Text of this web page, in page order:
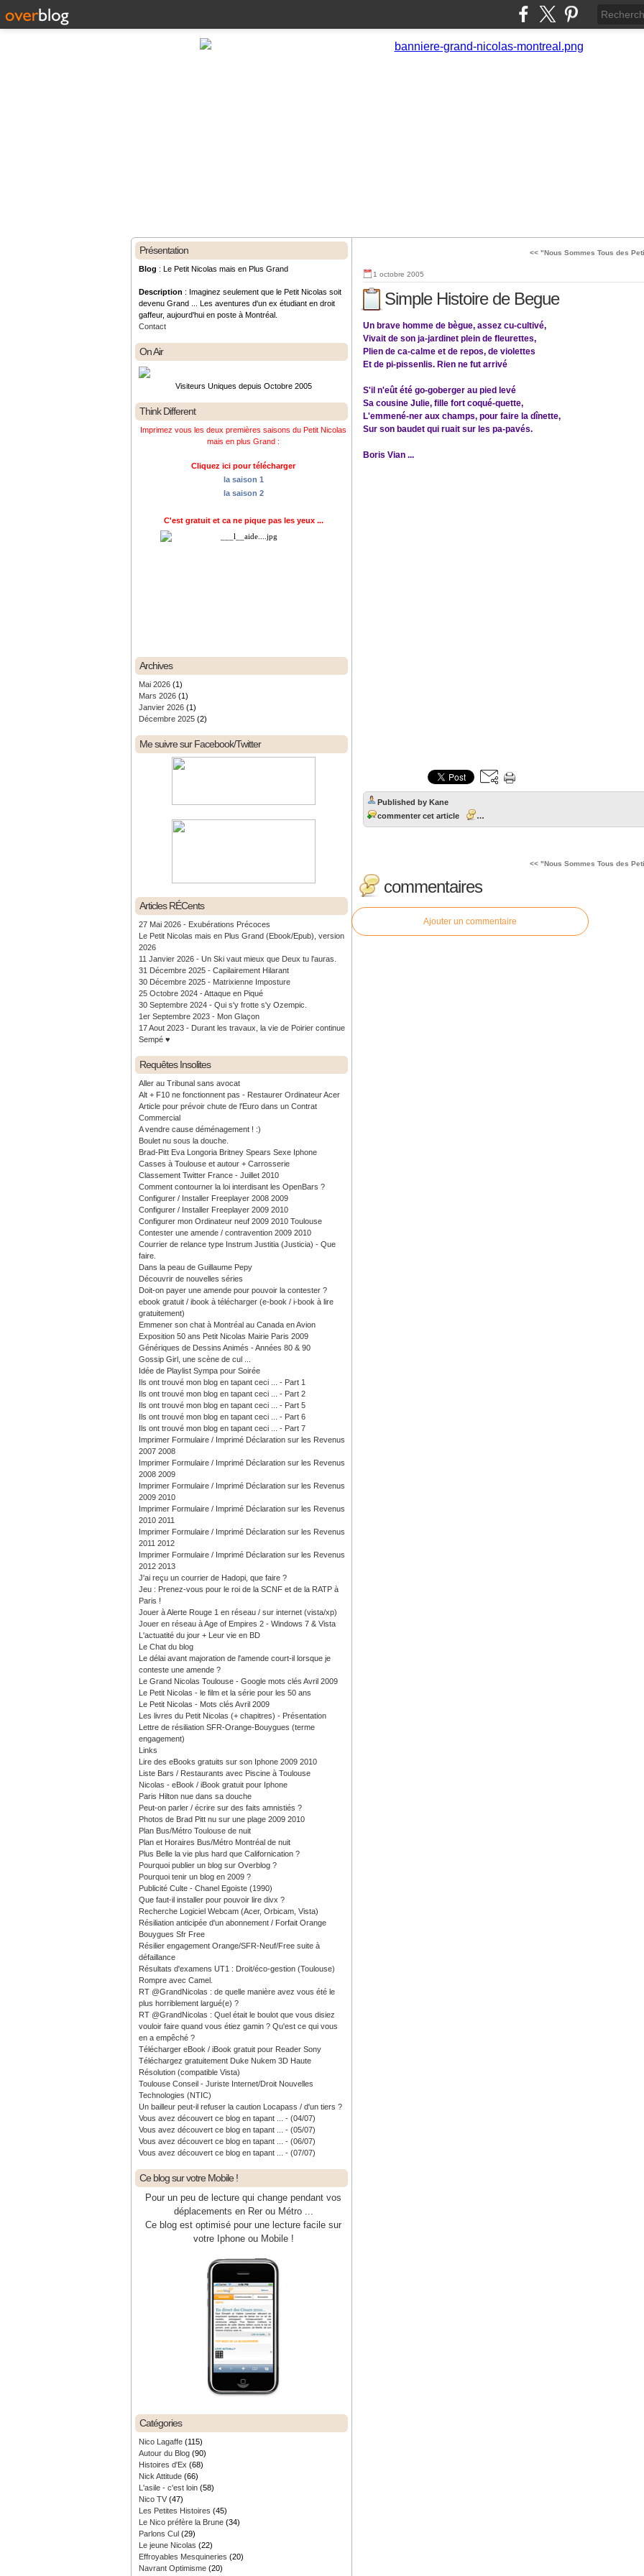
Présentation
Blog : Le Petit Nicolas mais en Plus Grand
Description : Imaginez seulement que le Petit Nicolas soit
devenu Grand ... Les aventures d'un ex étudiant en droit
gaffeur, aujourd'hui en poste à Montréal.
Contact
On Air
Visiteurs Uniques depuis Octobre 2005
Think Different
Imprimez vous les deux premières saisons du Petit Nicolas
mais en plus Grand :
Cliquez ici pour télécharger
la saison 1
la saison 2
C'est gratuit et ca ne pique pas les yeux ...
Archives
Mai 2026 (1)
Mars 2026 (1)
Janvier 2026 (1)
Décembre 2025 (2)
Me suivre sur Facebook/Twitter
Articles RÉCents
27 Mai 2026 - Exubérations Précoces
Le Petit Nicolas mais en Plus Grand (Ebook/Epub), version
2026
11 Janvier 2026 - Un Ski vaut mieux que Deux tu l'auras.
31 Décembre 2025 - Capilairement Hilarant
30 Décembre 2025 - Matrixienne Imposture
25 Octobre 2024 - Attaque en Piqué
30 Septembre 2024 - Qui s'y frotte s'y Ozempic.
1er Septembre 2023 - Mon Glaçon
17 Aout 2023 - Durant les travaux, la vie de Poirier continue
Sempé ♥️
Requêtes Insolites
Aller au Tribunal sans avocat
Alt + F10 ne fonctionnent pas - Restaurer Ordinateur Acer
Article pour prévoir chute de l'Euro dans un Contrat
Commercial
A vendre cause déménagement ! :)
Boulet nu sous la douche.
Brad-Pitt Eva Longoria Britney Spears Sexe Iphone
Casses à Toulouse et autour + Carrosserie
Classement Twitter France - Juillet 2010
Comment contourner la loi interdisant les OpenBars ?
Configurer / Installer Freeplayer 2008 2009
Configurer / Installer Freeplayer 2009 2010
Configurer mon Ordinateur neuf 2009 2010 Toulouse
Contester une amende / contravention 2009 2010
Courrier de relance type Instrum Justitia (Justicia) - Que
faire.
Dans la peau de Guillaume Pepy
Découvrir de nouvelles séries
Doit-on payer une amende pour pouvoir la contester ?
ebook gratuit / ibook à télécharger (e-book / i-book à lire
gratuitement)
Emmener son chat à Montréal au Canada en Avion
Exposition 50 ans Petit Nicolas Mairie Paris 2009
Génériques de Dessins Animés - Années 80 & 90
Gossip Girl, une scène de cul ...
Idée de Playlist Sympa pour Soirée
Ils ont trouvé mon blog en tapant ceci ... - Part 1
Ils ont trouvé mon blog en tapant ceci ... - Part 2
Ils ont trouvé mon blog en tapant ceci ... - Part 5
Ils ont trouvé mon blog en tapant ceci ... - Part 6
Ils ont trouvé mon blog en tapant ceci ... - Part 7
Imprimer Formulaire / Imprimé Déclaration sur les Revenus
2007 2008
Imprimer Formulaire / Imprimé Déclaration sur les Revenus
2008 2009
Imprimer Formulaire / Imprimé Déclaration sur les Revenus
2009 2010
Imprimer Formulaire / Imprimé Déclaration sur les Revenus
2010 2011
Imprimer Formulaire / Imprimé Déclaration sur les Revenus
2011 2012
Imprimer Formulaire / Imprimé Déclaration sur les Revenus
2012 2013
J'ai reçu un courrier de Hadopi, que faire ?
Jeu : Prenez-vous pour le roi de la SCNF et de la RATP à
Paris !
Jouer à Alerte Rouge 1 en réseau / sur internet (vista/xp)
Jouer en réseau à Age of Empires 2 - Windows 7 & Vista
L'actuatité du jour + Leur vie en BD
Le Chat du blog
Le délai avant majoration de l'amende court-il lorsque je
conteste une amende ?
Le Grand Nicolas Toulouse - Google mots clés Avril 2009
Le Petit Nicolas - le film et la série pour les 50 ans
Le Petit Nicolas - Mots clés Avril 2009
Les livres du Petit Nicolas (+ chapitres) - Présentation
Lettre de résiliation SFR-Orange-Bouygues (terme
engagement)
Links
Lire des eBooks gratuits sur son Iphone 2009 2010
Liste Bars / Restaurants avec Piscine à Toulouse
Nicolas - eBook / iBook gratuit pour Iphone
Paris Hilton nue dans sa douche
Peut-on parler / écrire sur des faits amnistiés ?
Photos de Brad Pitt nu sur une plage 2009 2010
Plan Bus/Métro Toulouse de nuit
Plan et Horaires Bus/Métro Montréal de nuit
Plus Belle la vie plus hard que Californication ?
Pourquoi publier un blog sur Overblog ?
Pourquoi tenir un blog en 2009 ?
Publicité Culte - Chanel Egoiste (1990)
Que faut-il installer pour pouvoir lire divx ?
Recherche Logiciel Webcam (Acer, Orbicam, Vista)
Résiliation anticipée d'un abonnement / Forfait Orange
Bouygues Sfr Free
Résilier engagement Orange/SFR-Neuf/Free suite à
défaillance
Résultats d'examens UT1 : Droit/éco-gestion (Toulouse)
Rompre avec Camel.
RT @GrandNicolas : de quelle manière avez vous été le
plus horriblement largué(e) ?
RT @GrandNicolas : Quel était le boulot que vous disiez
vouloir faire quand vous étiez gamin ? Qu'est ce qui vous
en a empêché ?
Télécharger eBook / iBook gratuit pour Reader Sony
Téléchargez gratuitement Duke Nukem 3D Haute
Résolution (compatible Vista)
Toulouse Conseil - Juriste Internet/Droit Nouvelles
Technologies (NTIC)
Un bailleur peut-il refuser la caution Locapass / d'un tiers ?
Vous avez découvert ce blog en tapant ... - (04/07)
Vous avez découvert ce blog en tapant ... - (05/07)
Vous avez découvert ce blog en tapant ... - (06/07)
Vous avez découvert ce blog en tapant ... - (07/07)
Ce blog sur votre Mobile !
Pour un peu de lecture qui change pendant vos
déplacements en Rer ou Métro ...
Ce blog est optimisé pour une lecture facile sur
votre Iphone ou Mobile !
Catégories
Nico Lagaffe (115)
Autour du Blog (90)
Histoires d'Ex (68)
Nick Attitude (66)
L'asile - c'est loin (58)
Nico TV (47)
Les Petites Histoires (45)
Le Nico préfère la Brune (34)
Parlons Cul (29)
Le jeune Nicolas (22)
Effroyables Mesquineries (20)
Navrant Optimisme (20)
<< "Nous Sommes Tous des
1 octobre 2005
Simple Histoire de Begue
Un brave homme de bègue, assez cu-cultivé,
Vivait de son ja-jardinet plein de fleurettes,
Plien de ca-calme et de repos, de violettes
Et de pi-pissenlis. Rien ne fut arrivé
S'il n'eût été go-goberger au pied levé
Sa cousine Julie, fille fort coqué-quette,
L'emmené-ner aux champs, pour faire la dînette,
Sur son baudet qui ruait sur les pa-pavés.
Boris Vian ...
Published by Kane
commenter cet article
…
<< "Nous Sommes Tous des
commentaires
Ajouter un commentaire